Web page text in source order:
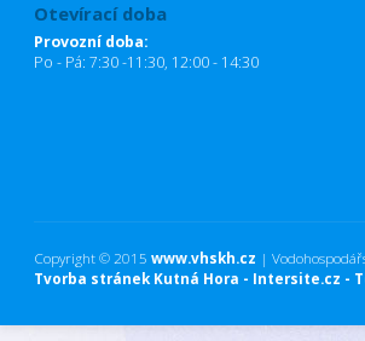
Otevírací doba
Provozní doba:
Po - Pá: 7:30 -11:30, 12:00 - 14:30
Copyright © 2015 www.vhskh.cz |
Tvorba stránek Kutná Hora - Intersite.cz -